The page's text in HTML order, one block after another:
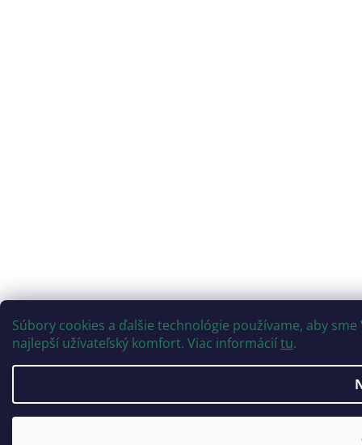
Súbory cookies a ďalšie technológie používame, aby
najlepší užívateľský komfort. Viac informáciítu.